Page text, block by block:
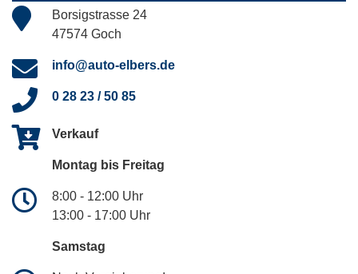
Borsigstrasse 24
47574 Goch
info@auto-elbers.de
0 28 23 / 50 85
Verkauf
Montag bis Freitag
8:00 - 12:00 Uhr
13:00 - 17:00 Uhr
Samstag